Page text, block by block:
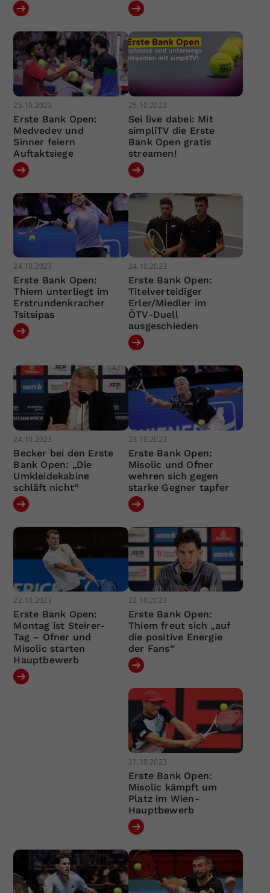
25.10.2023
Erste Bank Open:
Medvedev und
Sinner feiern
Auftaktsiege
25.10.2023
Sei live dabei: Mit
simpliTV die Erste
Bank Open gratis
streamen!
24.10.2023
Erste Bank Open:
Thiem unterliegt im
Erstrundenkracher
Tsitsipas
24.10.2023
Erste Bank Open:
Titelverteidiger
Erler/Miedler im
ÖTV-Duell
ausgeschieden
24.10.2023
Becker bei den Erste
Bank Open: „Die
Umkleidekabine
schläft nicht“
23.10.2023
Erste Bank Open:
Misolic und Ofner
wehren sich gegen
starke Gegner tapfer
22.10.2023
Erste Bank Open:
Montag ist Steirer-
Tag – Ofner und
Misolic starten
Hauptbewerb
22.10.2023
Erste Bank Open:
Thiem freut sich „auf
die positive Energie
der Fans“
21.10.2023
Erste Bank Open:
Misolic kämpft um
Platz im Wien-
Hauptbewerb